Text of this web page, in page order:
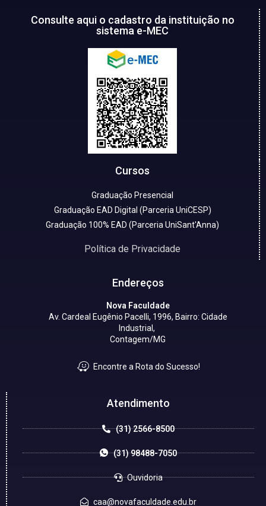
Consulte aqui o cadastro da instituição no
sistema e-MEC
Cursos
Graduação Presencial
Graduação EAD Digital (Parceria UniCESP)
Graduação 100% EAD (Parceria UniSant'Anna)
Política de Privacidade
Endereços
Nova Faculdade
Av. Cardeal Eugênio Pacelli, 1996, Bairro: Cidade
Industrial,
Contagem/MG
Encontre a Rota do Sucesso!
Atendimento
(31) 2566-8500
(31) 98488-7050
Ouvidoria
caa@novafaculdade.edu.br